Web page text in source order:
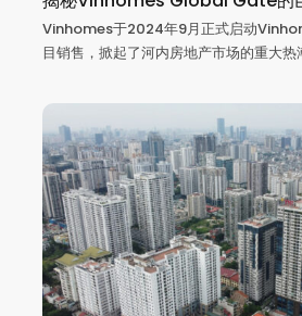
Vinhomes于2024年9月正式启动
目销售，掀起了河内房地产市场的重大热